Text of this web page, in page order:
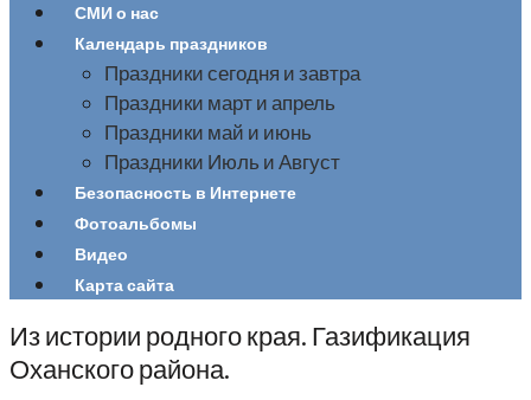
СМИ о нас
Календарь праздников
Праздники сегодня и завтра
Праздники март и апрель
Праздники май и июнь
Праздники Июль и Август
Безопасность в Интернете
Фотоальбомы
Видео
Карта сайта
Из истории родного края. Газификация
Оханского района.